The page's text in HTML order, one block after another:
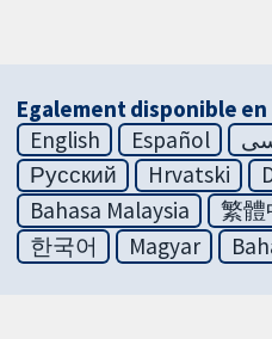
Egalement disponible en
English
Español
Русский
Hrvatski
Bahasa Malaysia
繁體
한국어
Magyar